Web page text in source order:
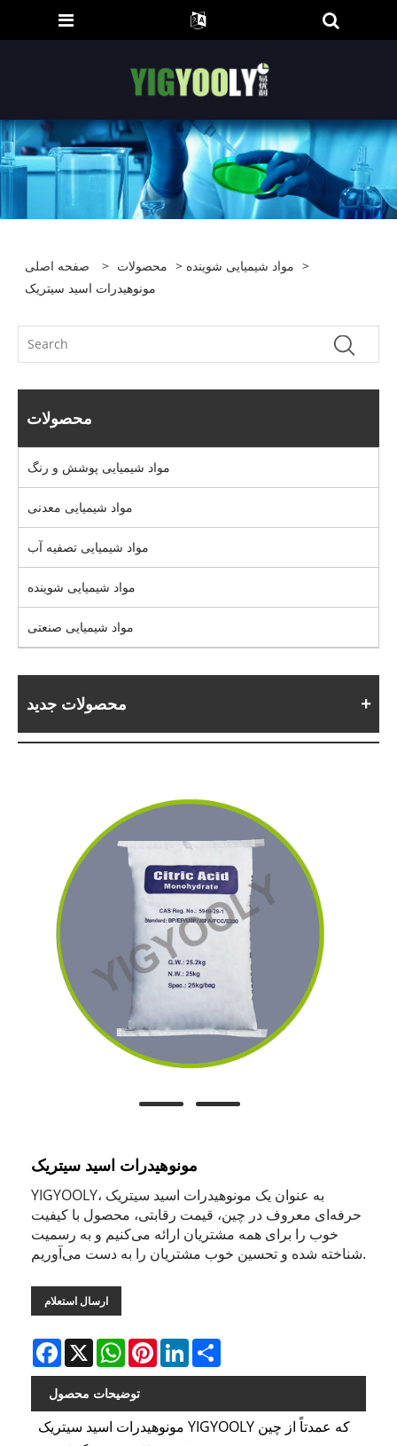
صفحه اصلی > محصولات > مواد شیمیایی شوینده >
مونوهیدرات اسید سیتریک
محصولات
مواد شیمیایی پوشش و رنگ
مواد شیمیایی معدنی
مواد شیمیایی تصفیه آب
مواد شیمیایی شوینده
مواد شیمیایی صنعتی
محصولات جدید
مونوهیدرات اسید سیتریک
YIGYOOLY، به عنوان یک مونوهیدرات اسید سیتریک
حرفه‌ای معروف در چین، قیمت رقابتی، محصول با کیفیت
خوب را برای همه مشتریان ارائه می‌کنیم و به رسمیت
شناخته شده و تحسین خوب مشتریان را به دست می‌آوریم.
ارسال استعلام
Facebook
X WhatsAppPinterestLinkedIn
توضیحات محصول
مونوهیدرات اسید سیتریک YIGYOOLY که عمدتاً از چین